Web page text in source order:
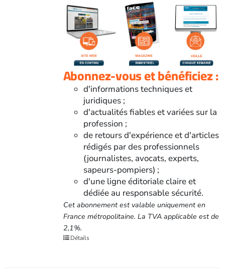
Abonnez-vous et bénéficiez :
d'informations techniques et
juridiques ;
d'actualités fiables et variées sur la
profession ;
de retours d'expérience et d'articles
rédigés par des professionnels
(journalistes, avocats, experts,
sapeurs-pompiers) ;
d'une ligne éditoriale claire et
dédiée au responsable sécurité.
Cet abonnement est valable uniquement en
France métropolitaine. La TVA applicable est de
2,1%.
Détails